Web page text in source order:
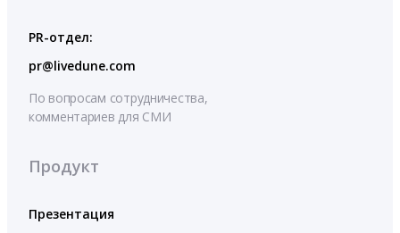
PR-отдел:
pr@livedune.com
По вопросам сотрудничества,
комментариев для СМИ
Продукт
Презентация